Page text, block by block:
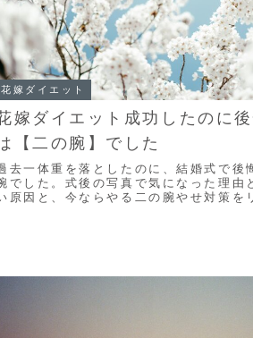
花嫁ダイエット
嫁ダイエット成功したのに
【二の腕】でした
去一体重を落としたのに、結婚式で後
でした。式後の写真で気になった理由
原因と、今ならやる二の腕やせ対策を